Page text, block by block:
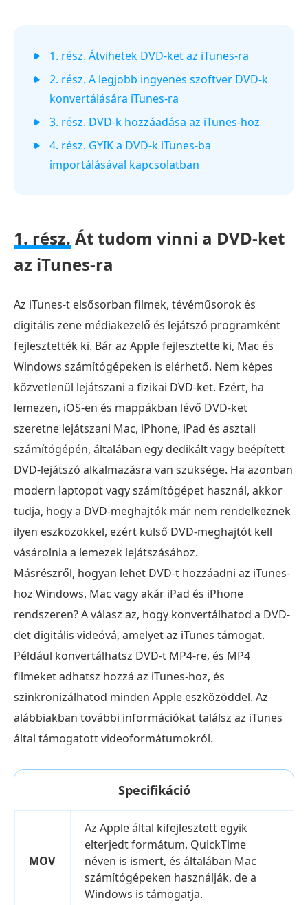
1. rész. Átvihetek DVD-ket az iTunes-ra
2. rész. A legjobb ingyenes szoftver DVD-k
konvertálására iTunes-ra
3. rész. DVD-k hozzáadása az iTunes-hoz
4. rész. GYIK a DVD-k iTunes-ba
importálásával kapcsolatban
1. rész. Át tudom vinni a DVD-ket
az iTunes-ra
Az iTunes-t elsősorban filmek, tévéműsorok és
digitális zene médiakezelő és lejátszó programként
fejlesztették ki. Bár az Apple fejlesztette ki, Mac és
Windows számítógépeken is elérhető. Nem képes
közvetlenül lejátszani a fizikai DVD-ket. Ezért, ha
lemezen, iOS-en és mappákban lévő DVD-ket
szeretne lejátszani Mac, iPhone, iPad és asztali
számítógépén, általában egy dedikált vagy beépített
DVD-lejátszó alkalmazásra van szüksége. Ha azonban
modern laptopot vagy számítógépet használ, akkor
tudja, hogy a DVD-meghajtók már nem rendelkeznek
ilyen eszközökkel, ezért külső DVD-meghajtót kell
vásárolnia a lemezek lejátszásához.
Másrészről, hogyan lehet DVD-t hozzáadni az iTunes-
hoz Windows, Mac vagy akár iPad és iPhone
rendszeren? A válasz az, hogy konvertálhatod a DVD-
det digitális videóvá, amelyet az iTunes támogat.
Például konvertálhatsz DVD-t MP4-re, és MP4
filmeket adhatsz hozzá az iTunes-hoz, és
szinkronizálhatod minden Apple eszközöddel. Az
alábbiakban további információkat találsz az iTunes
által támogatott videoformátumokról.
Specifikáció
MOV
Az Apple által kifejlesztett egyik
elterjedt formátum. QuickTime
néven is ismert, és általában Mac
számítógépeken használják, de a
Windows is támogatja.